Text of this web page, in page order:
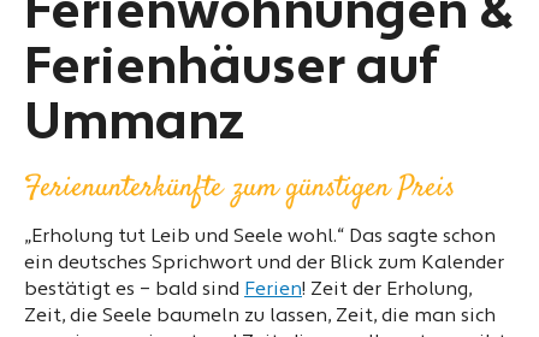
Ferienwohnungen &
Ferienhäuser auf
Ummanz
Ferienunterkünfte zum günstigen Preis
„Erholung tut Leib und Seele wohl.“ Das sagte schon
ein deutsches Sprichwort und der Blick zum Kalender
bestätigt es – bald sind Ferien! Zeit der Erholung,
Zeit, die Seele baumeln zu lassen, Zeit, die man sich